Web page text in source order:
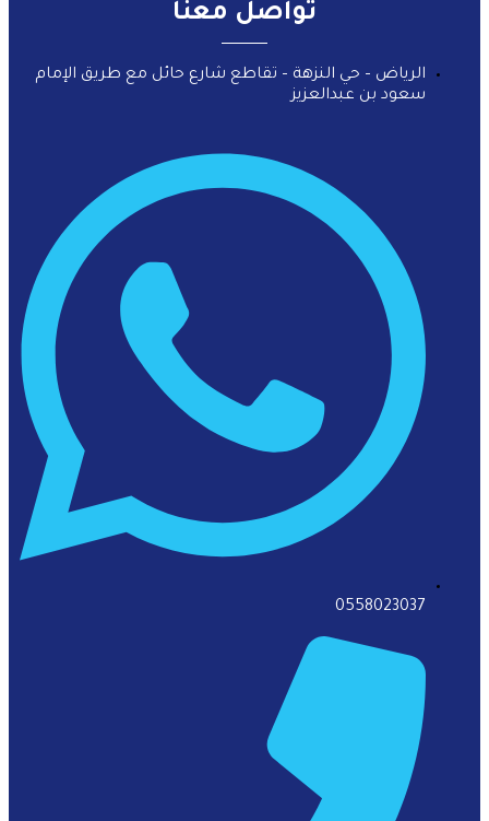
تواصل معنا
الرياض – حي النزهة – تقاطع شارع حائل مع طريق الإمام
سعود بن عبدالعزيز
0558023037